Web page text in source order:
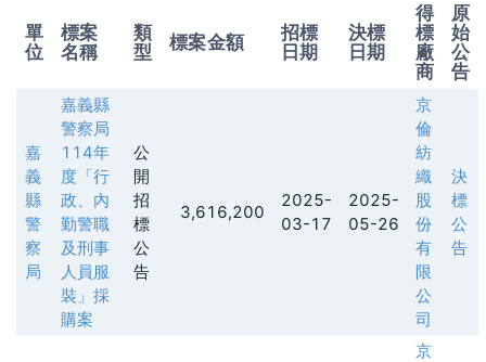
單
位
標案
名稱
類
型
標案金額
招標
日期
決標
日期
得
標
廠
商
原
始
公
告
嘉
義
縣
警
察
局
嘉義縣
警察局
114年
度「行
政、內
勤警職
及刑事
人員服
裝」採
購案
公
開
招
標
公
告
3,616,200
2025-
03-17
2025-
05-26
京
倫
紡
織
股
份
有
限
公
司
決
標
公
告
京